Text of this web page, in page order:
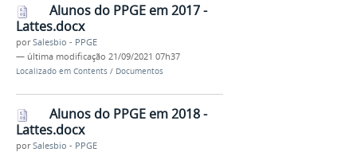
Alunos do PPGE em 2017 -
Lattes.docx
porSalesbio - PPGE
— última modificação 21/09/2021 07h37
Localizado em Contents / Documentos
Alunos do PPGE em 2018 -
Lattes.docx
porSalesbio - PPGE